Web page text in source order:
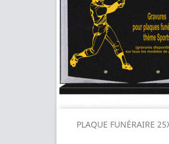
PLAQUE FUNÉRAIRE